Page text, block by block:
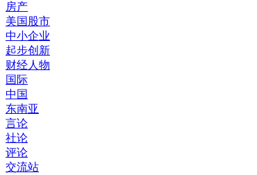
房产
美国股市
中小企业
起步创新
财经人物
国际
中国
东南亚
言论
社论
评论
交流站